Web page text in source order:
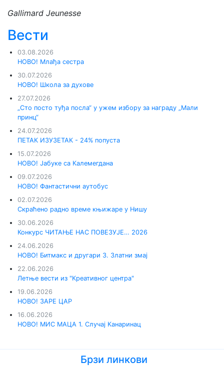
Gallimard Jeunesse
Вести
03.08.2026
НОВО! Млађа сестра
30.07.2026
НОВО! Школа за духове
27.07.2026
„Сто посто туђа посла“ у ужем избору за награду „Мали
принц“
24.07.2026
ПЕТАК ИЗУЗЕТАК - 24% попуста
15.07.2026
НОВО! Јабуке са Калемегдана
09.07.2026
НОВО! Фантастични аутобус
02.07.2026
Скраћено радно време књижаре у Нишу
30.06.2026
Конкурс ЧИТАЊЕ НАС ПОВЕЗУЈЕ… 2026
24.06.2026
НОВО! Битмакс и другари 3. Златни змај
22.06.2026
Летње вести из "Креативног центра"
19.06.2026
НОВО! ЗАРЕ ЦАР
16.06.2026
НОВО! МИС МАЦА 1. Случај Канаринац
Брзи линкови